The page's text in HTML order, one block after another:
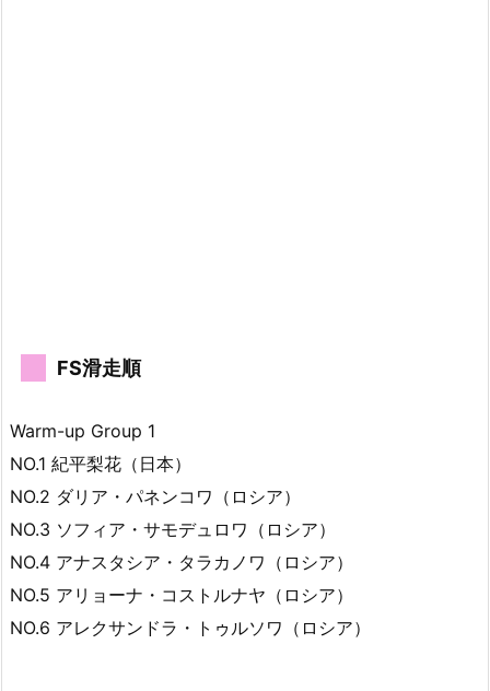
FS滑走順
Warm-up Group 1
NO.1 紀平梨花（日本）
NO.2 ダリア・パネンコワ（ロシア）
NO.3 ソフィア・サモデュロワ（ロシア）
NO.4 アナスタシア・タラカノワ（ロシア）
NO.5 アリョーナ・コストルナヤ（ロシア）
NO.6 アレクサンドラ・トゥルソワ（ロシア）